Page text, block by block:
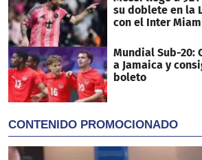
su doblete en la
con el Inter
Mundial Sub-20:
a Jamaica y
boleto